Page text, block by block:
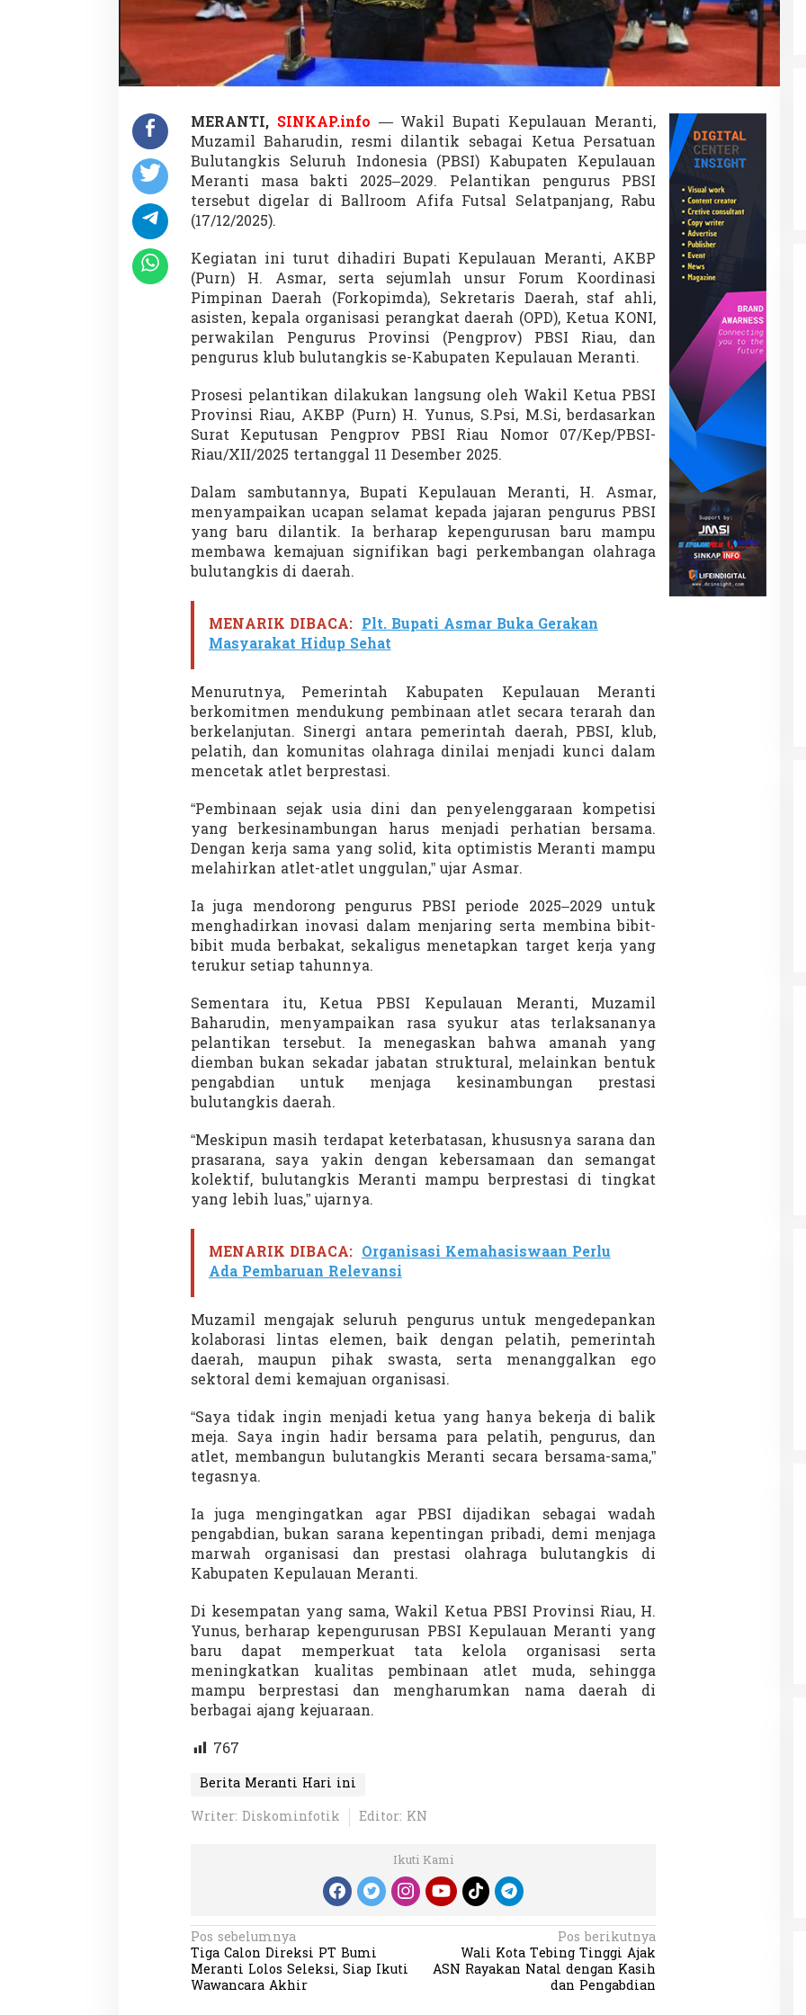
i
S
i
p
C
t
a
k
A
l
M
u
d
a
B
e
p
e
s
t
a
s
MERANTI, SINKAP.info — Wakil Bupati Kepulauan Meranti,
Muzamil Baharudin, resmi dilantik sebagai Ketua Persatuan
Bulutangkis Seluruh Indonesia (PBSI) Kabupaten Kepulauan
Meranti masa bakti 2025–2029. Pelantikan pengurus PBSI
tersebut digelar di Ballroom Afifa Futsal Selatpanjang, Rabu
(17/12/2025).
Kegiatan ini turut dihadiri Bupati Kepulauan Meranti, AKBP
(Purn) H. Asmar, serta sejumlah unsur Forum Koordinasi
Pimpinan Daerah (Forkopimda), Sekretaris Daerah, staf ahli,
asisten, kepala organisasi perangkat daerah (OPD), Ketua KONI,
perwakilan Pengurus Provinsi (Pengprov) PBSI Riau, dan
pengurus klub bulutangkis se-Kabupaten Kepulauan Meranti.
Prosesi pelantikan dilakukan langsung oleh Wakil Ketua PBSI
Provinsi Riau, AKBP (Purn) H. Yunus, S.Psi, M.Si, berdasarkan
Surat Keputusan Pengprov PBSI Riau Nomor 07/Kep/PBSI-
Riau/XII/2025 tertanggal 11 Desember 2025.
Dalam sambutannya, Bupati Kepulauan Meranti, H. Asmar,
menyampaikan ucapan selamat kepada jajaran pengurus PBSI
yang baru dilantik. Ia berharap kepengurusan baru mampu
membawa kemajuan signifikan bagi perkembangan olahraga
bulutangkis di daerah.
MENARIK DIBACA: Plt. Bupati Asmar Buka Gerakan
Masyarakat Hidup Sehat
Menurutnya, Pemerintah Kabupaten Kepulauan Meranti
berkomitmen mendukung pembinaan atlet secara terarah dan
berkelanjutan. Sinergi antara pemerintah daerah, PBSI, klub,
pelatih, dan komunitas olahraga dinilai menjadi kunci dalam
mencetak atlet berprestasi.
“Pembinaan sejak usia dini dan penyelenggaraan kompetisi
yang berkesinambungan harus menjadi perhatian bersama.
Dengan kerja sama yang solid, kita optimistis Meranti mampu
melahirkan atlet-atlet unggulan,” ujar Asmar.
Ia juga mendorong pengurus PBSI periode 2025–2029 untuk
menghadirkan inovasi dalam menjaring serta membina bibit-
bibit muda berbakat, sekaligus menetapkan target kerja yang
terukur setiap tahunnya.
Sementara itu, Ketua PBSI Kepulauan Meranti, Muzamil
Baharudin, menyampaikan rasa syukur atas terlaksananya
pelantikan tersebut. Ia menegaskan bahwa amanah yang
diemban bukan sekadar jabatan struktural, melainkan bentuk
pengabdian untuk menjaga kesinambungan prestasi
bulutangkis daerah.
“Meskipun masih terdapat keterbatasan, khususnya sarana dan
prasarana, saya yakin dengan kebersamaan dan semangat
kolektif, bulutangkis Meranti mampu berprestasi di tingkat
yang lebih luas,” ujarnya.
MENARIK DIBACA: Organisasi Kemahasiswaan Perlu
Ada Pembaruan Relevansi
Muzamil mengajak seluruh pengurus untuk mengedepankan
kolaborasi lintas elemen, baik dengan pelatih, pemerintah
daerah, maupun pihak swasta, serta menanggalkan ego
sektoral demi kemajuan organisasi.
“Saya tidak ingin menjadi ketua yang hanya bekerja di balik
meja. Saya ingin hadir bersama para pelatih, pengurus, dan
atlet, membangun bulutangkis Meranti secara bersama-sama,”
tegasnya.
Ia juga mengingatkan agar PBSI dijadikan sebagai wadah
pengabdian, bukan sarana kepentingan pribadi, demi menjaga
marwah organisasi dan prestasi olahraga bulutangkis di
Kabupaten Kepulauan Meranti.
Di kesempatan yang sama, Wakil Ketua PBSI Provinsi Riau, H.
Yunus, berharap kepengurusan PBSI Kepulauan Meranti yang
baru dapat memperkuat tata kelola organisasi serta
meningkatkan kualitas pembinaan atlet muda, sehingga
mampu berprestasi dan mengharumkan nama daerah di
berbagai ajang kejuaraan.
767
Berita Meranti Hari ini
Writer: Diskominfotik
Editor: KN
Ikuti Kami
N
a
v
Pos sebelumnya
Tiga Calon Direksi PT Bumi
Meranti Lolos Seleksi, Siap Ikuti
Wawancara Akhir
Pos berikutnya
Wali Kota Tebing Tinggi Ajak
ASN Rayakan Natal dengan Kasih
dan Pengabdian
Penembakan Tragis Charlie Kirk di
Utah: Pelaku Senapan Jarak Jauh
Masih Buron
Di GLOBAL, SOROTAN | 12 September 2025
Nepal, PM Mundur Mendadak
Setelah Gedung Parlemen Dibakar
Di GLOBAL, SOROTAN
Partisipasi Pemuda dalam
Pelayanan Sukarela Internasional
Diadakan di Nanjing
Di GLOBAL, VIDEO 18 Januari 2024
Eksplore Meranti – Yok ke Meranti